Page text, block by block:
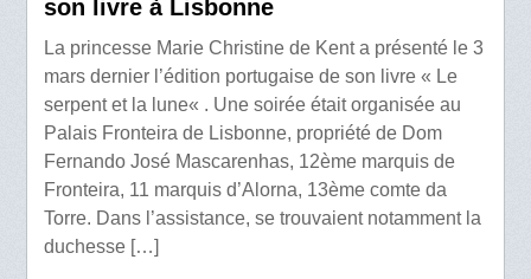
son livre à Lisbonne
La princesse Marie Christine de Kent a présenté le 3
mars dernier l’édition portugaise de son livre « Le
serpent et la lune« . Une soirée était organisée au
Palais Fronteira de Lisbonne, propriété de Dom
Fernando José Mascarenhas, 12ème marquis de
Fronteira, 11 marquis d’Alorna, 13ème comte da
Torre. Dans l’assistance, se trouvaient notamment la
duchesse […]